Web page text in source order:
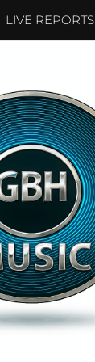
LIVE REPORTS